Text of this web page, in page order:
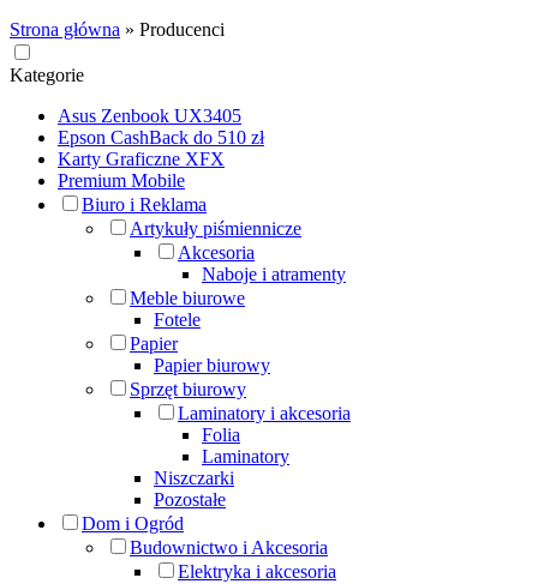
Strona główna » Producenci
Kategorie
Asus Zenbook UX3405
Epson CashBack do 510 zł
Karty Graficzne XFX
Premium Mobile
Biuro i Reklama
Artykuły piśmiennicze
Akcesoria
Naboje i atramenty
Meble biurowe
Fotele
Papier
Papier biurowy
Sprzęt biurowy
Laminatory i akcesoria
Folia
Laminatory
Niszczarki
Pozostałe
Dom i Ogród
Budownictwo i Akcesoria
Elektryka i akcesoria